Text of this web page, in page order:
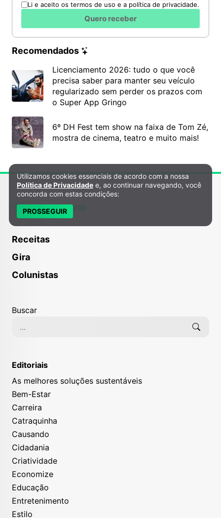
Li e aceito os termos de uso e a política de privacidade.
Quero receber
Recomendados
Licenciamento 2026: tudo o que você
precisa saber para manter seu veículo
regularizado sem perder os prazos com
o Super App Gringo
6º DH Fest tem show na faixa de Tom Zé,
mostra de cinema, teatro e muito mais!
Receitas
Gira
Colunistas
Buscar
Editoriais
As melhores soluções sustentáveis
Bem-Estar
Carreira
Catraquinha
Causando
Cidadania
Criatividade
Economize
Educação
Entretenimento
Estilo
Política de Privacidade e Cookies
Utilizamos cookies essenciais de acordo com a nossa
Política de Privacidade e, ao continuar navegando, você
concorda com estas condições:
PROSSEGUIR